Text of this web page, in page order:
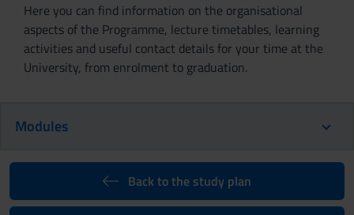
Here you can find information on the organisational
aspects of the Programme, lecture timetables, learning
activities and useful contact details for your time at the
University, from enrolment to graduation.
Modules
Back to the study plan